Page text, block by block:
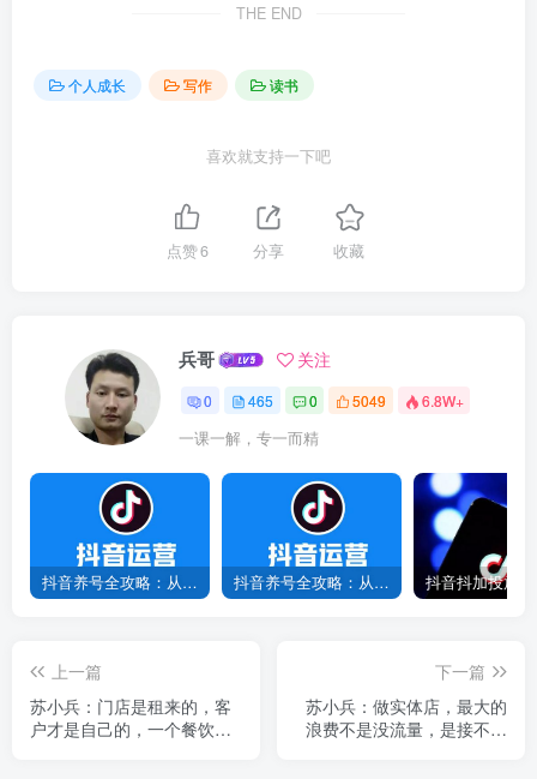
THE END
个人成长 写作 读书
喜欢就支持一下吧
点赞6 分享 收藏
兵哥 关注
0 465 0 5049 6.8W+
一课一解，专一而精
抖音养号全攻略：从0到1打造爆款账号，新手必看！ 抖音养号全攻略：从0到爆款，7天打造高权重账号！
上一篇
苏小兵：门店是租来的，客
户才是自己的，一个餐饮老
下一篇
苏小兵：做实体店，最大的
浪费不是没流量，是接不住